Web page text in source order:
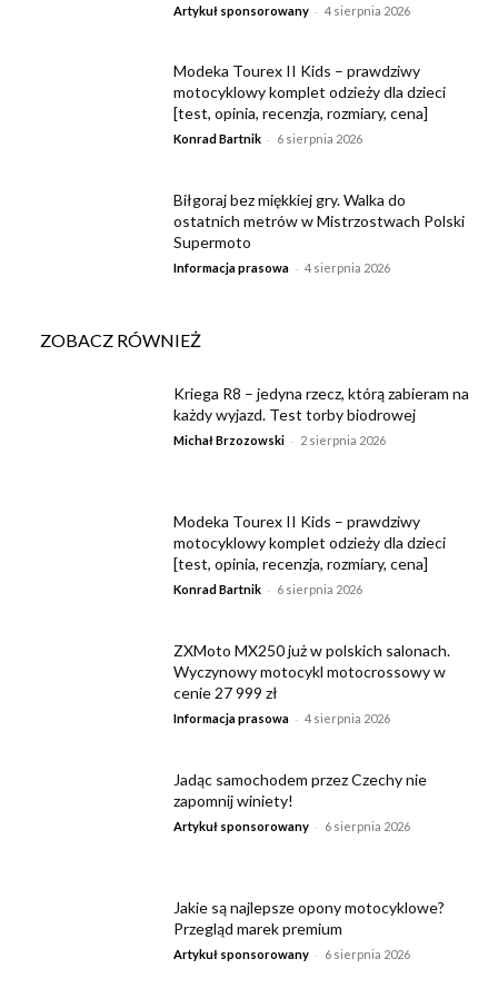
Artykuł sponsorowany - 4 sierpnia 2026
Modeka Tourex II Kids – prawdziwy
motocyklowy komplet odzieży dla dzieci
[test, opinia, recenzja, rozmiary, cena]
Konrad Bartnik - 6 sierpnia 2026
Biłgoraj bez miękkiej gry. Walka do
ostatnich metrów w Mistrzostwach Polski
Supermoto
Informacja prasowa - 4 sierpnia 2026
ZOBACZ RÓWNIEŻ
Kriega R8 – jedyna rzecz, którą zabieram na
każdy wyjazd. Test torby biodrowej
Michał Brzozowski - 2 sierpnia 2026
Modeka Tourex II Kids – prawdziwy
motocyklowy komplet odzieży dla dzieci
[test, opinia, recenzja, rozmiary, cena]
Konrad Bartnik - 6 sierpnia 2026
ZXMoto MX250 już w polskich salonach.
Wyczynowy motocykl motocrossowy w
cenie 27 999 zł
Informacja prasowa - 4 sierpnia 2026
Jadąc samochodem przez Czechy nie
zapomnij winiety!
Artykuł sponsorowany - 6 sierpnia 2026
Jakie są najlepsze opony motocyklowe?
Przegląd marek premium
Artykuł sponsorowany - 6 sierpnia 2026